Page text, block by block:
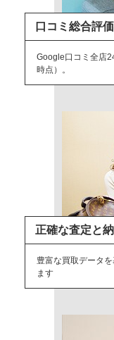
口コミ総合評
Google口コミ全店
時点）。
正確な査定と
豊富な買取データ
ます